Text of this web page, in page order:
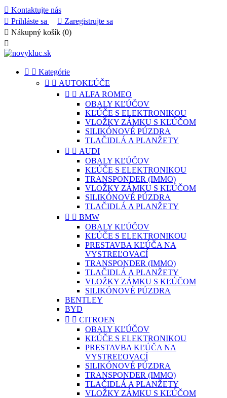
 Kontaktujte nás
 Prihláste sa  Zaregistrujte sa
 Nákupný košík (0)

  Kategórie
  AUTOKĽÚČE
  ALFA ROMEO
OBALY KĽÚČOV
KĽÚČE S ELEKTRONIKOU
VLOŽKY ZÁMKU S KĽÚČOM
SILIKÓNOVÉ PÚZDRA
TLAČIDLÁ A PLANŽETY
  AUDI
OBALY KĽÚČOV
KĽÚČE S ELEKTRONIKOU
TRANSPONDER (IMMO)
VLOŽKY ZÁMKU S KĽÚČOM
SILIKÓNOVÉ PÚZDRA
TLAČIDLÁ A PLANŽETY
  BMW
OBALY KĽÚČOV
KĽÚČE S ELEKTRONIKOU
PRESTAVBA KĽÚČA NA
VYSTREĽOVACÍ
TRANSPONDER (IMMO)
TLAČIDLÁ A PLANŽETY
VLOŽKY ZÁMKU S KĽÚČOM
SILIKÓNOVÉ PÚZDRA
BENTLEY
BYD
  CITROEN
OBALY KĽÚČOV
KĽÚČE S ELEKTRONIKOU
PRESTAVBA KĽÚČA NA
VYSTREĽOVACÍ
SILIKÓNOVÉ PÚZDRA
TRANSPONDER (IMMO)
TLAČIDLÁ A PLANŽETY
VLOŽKY ZÁMKU S KĽÚČOM